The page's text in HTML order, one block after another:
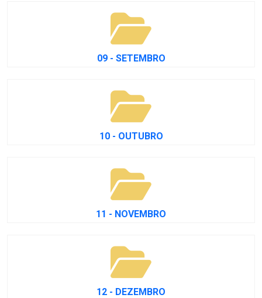
09 - SETEMBRO
10 - OUTUBRO
11 - NOVEMBRO
12 - DEZEMBRO